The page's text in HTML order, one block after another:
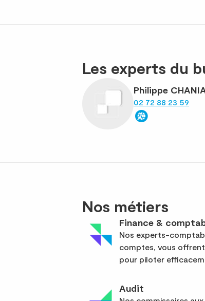
Les experts du
Philippe
02 72 88 23 59
Nos métiers
Finance &
Nos experts-
comptes, vous
pour piloter
Audit